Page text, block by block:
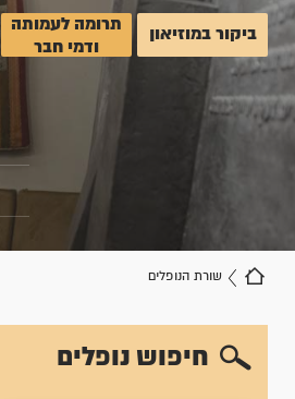
ביקור במוזיאון
תרומה לעמותה
ודמי חבר
שורת הנופלים
חיפוש נופלים